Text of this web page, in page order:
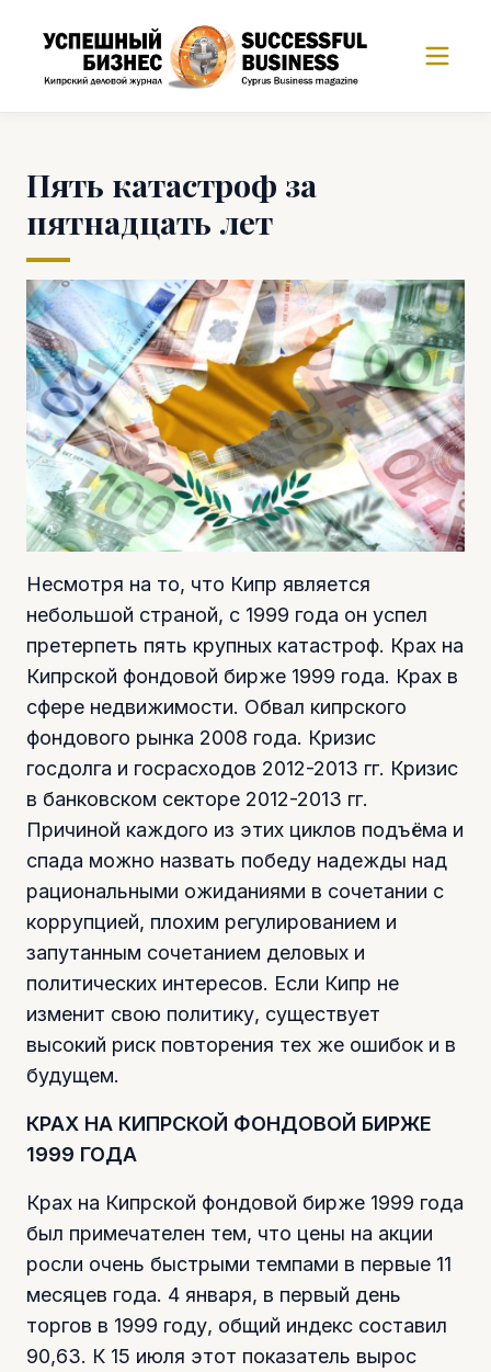
Пять катастроф за
пятнадцать лет
Несмотря на то, что Кипр является
небольшой страной, с 1999 года он успел
претерпеть пять крупных катастроф. Крах на
Кипрской фондовой бирже 1999 года. Крах в
сфере недвижимости. Обвал кипрского
фондового рынка 2008 года. Кризис
госдолга и госрасходов 2012-2013 гг. Кризис
в банковском секторе 2012-2013 гг.
Причиной каждого из этих циклов подъёма и
спада можно назвать победу надежды над
рациональными ожиданиями в сочетании с
коррупцией, плохим регулированием и
запутанным сочетанием деловых и
политических интересов. Если Кипр не
изменит свою политику, существует
высокий риск повторения тех же ошибок и в
будущем.
КРАХ НА КИПРСКОЙ ФОНДОВОЙ БИРЖЕ
1999 ГОДА
Крах на Кипрской фондовой бирже 1999 года
был примечателен тем, что цены на акции
росли очень быстрыми темпами в первые 11
месяцев года. 4 января, в первый день
торгов в 1999 году, общий индекс составил
90,63. К 15 июля этот показатель вырос